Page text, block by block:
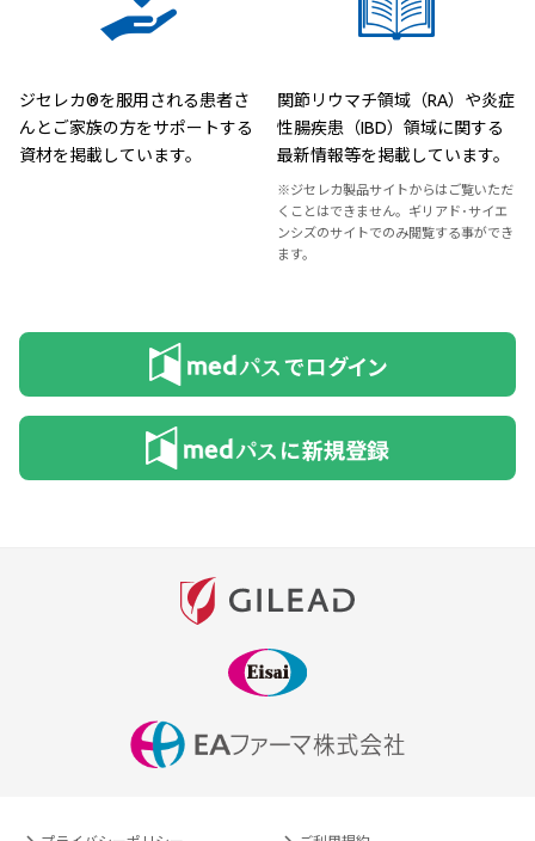
ジセレカ®を服用される患者さ
んとご家族の方をサポートする
資材を掲載しています。
関節リウマチ領域（RA）や炎症
性腸疾患（IBD）領域に関する
最新情報等を掲載しています。
※ジセレカ製品サイトからはご覧いただ
くことはできません。ギリアド･サイエ
ンシズのサイトでのみ閲覧する事ができ
ます。